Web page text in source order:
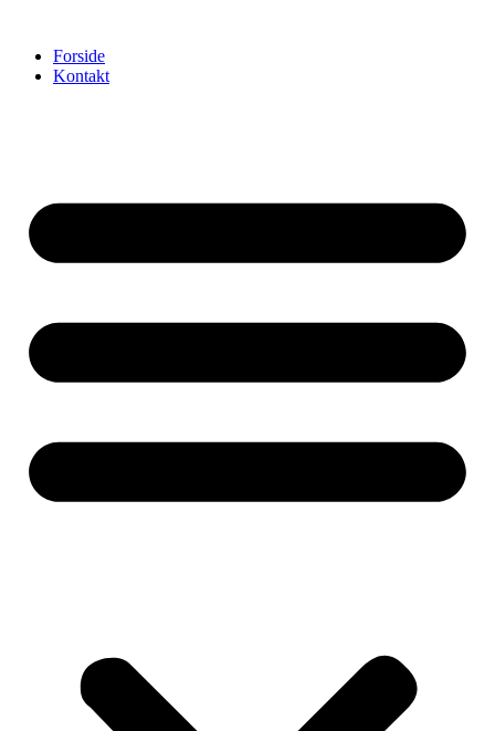
indholdForside
Kontakt